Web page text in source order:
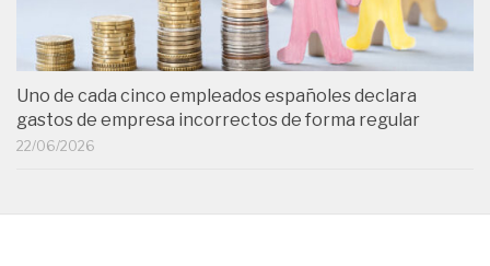
Uno de cada cinco empleados españoles declara
gastos de empresa incorrectos de forma regular
22/06/2026